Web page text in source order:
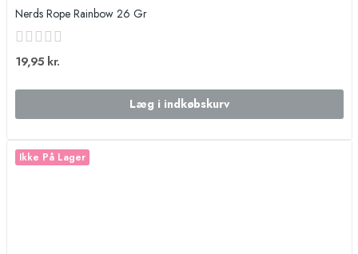
Nerds Rope Rainbow 26 Gr
19,95 kr.
Læg i indkøbskurv
Ikke På Lager